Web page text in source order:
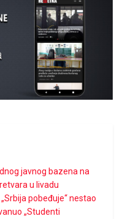
javnog bazena na
u livadu
pobeđuje“ nestao
„Studenti